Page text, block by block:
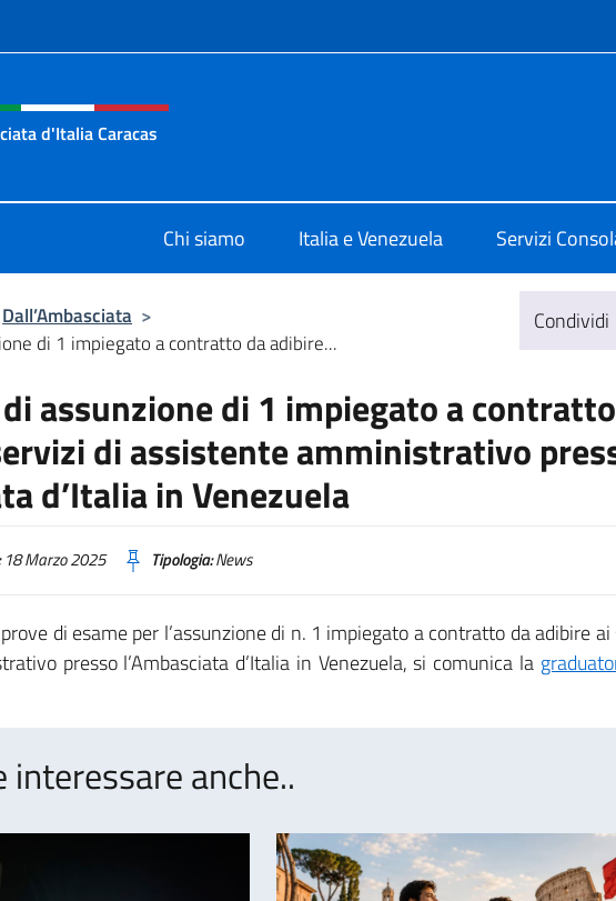
social e menù
d'Italia Caracas
Chi siamo Italia e Venezuela Servizi
Dall’Ambasciata >
di 1 impiegato a contratto da adibire...
Condividi
assunzione di 1 impiegato a
di assistente amministrativo
d’Italia in Venezuela
18 Marzo 2025 Tipologia:News
di esame per l’assunzione di n. 1 impiegato a contratto da adibire
presso l’Ambasciata d’Italia in Venezuela, si comunica la
anche..